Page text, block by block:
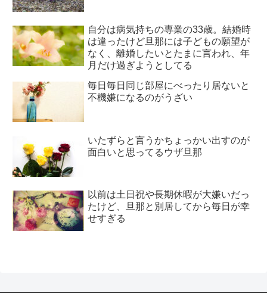
自分は病気持ちの専業の33歳。結婚時
は違ったけど旦那には子どもの願望が
なく、離婚したいとたまに言われ、年
月だけ過ぎようとしてる
毎日毎日同じ部屋にべったり居ないと
不機嫌になるのがうざい
いたずらと言うかちょっかい出すのが
面白いと思ってるウザ旦那
以前は土日祝や長期休暇が大嫌いだっ
たけど、旦那と別居してから毎日が幸
せすぎる